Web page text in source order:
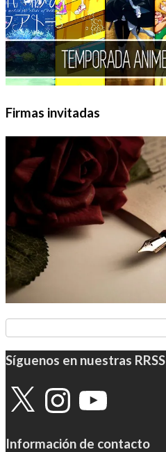
Firmas invitadas
Síguenos en nuestras RRSS
X InstagramYouTube
Información de contacto